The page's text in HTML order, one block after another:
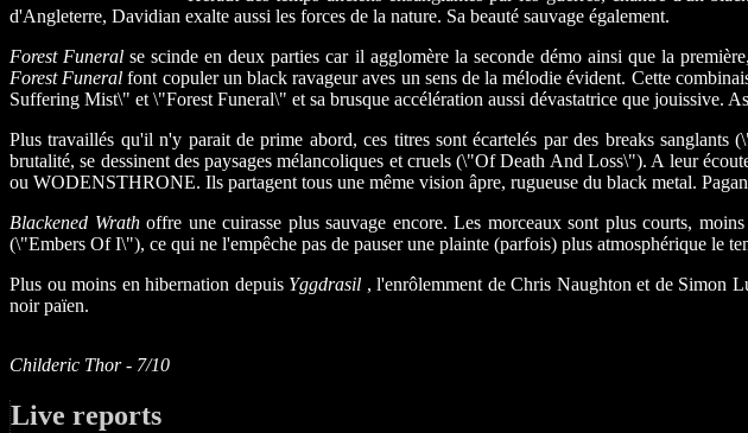
d'Angleterre, Davidian exalte aussi les forces de la nature. Sa beauté sauvage également.
Forest Funeral se scinde en deux parties car il agglomère la seconde démo ainsi que la première,
Forest Funeral font copuler un black ravageur aves un sens de la mélodie évident. Cette
Suffering Mist\" et \"Forest Funeral\" et sa brusque accélération aussi dévastatrice que jouissive.
Plus travaillés qu'il n'y parait de prime abord, ces titres sont écartelés par des breaks
brutalité, se dessinent des paysages mélancoliques et cruels (\"Of Death And Loss\"). A leur
ou WODENSTHRONE. Ils partagent tous une même vision âpre, rugueuse du black metal.
Blackened Wrathoffre une cuirasse plus sauvage encore. Les morceaux sont plus courts,
(\"Embers Of I\"), ce qui ne l'empêche pas de pauser une plainte (parfois) plus atmosphérique le
Plus ou moins en hibernation depuis Yggdrasil , l'enrôlemment de Chris Naughton et de Simon
noir païen.
Childeric Thor - 7/10
Live reports